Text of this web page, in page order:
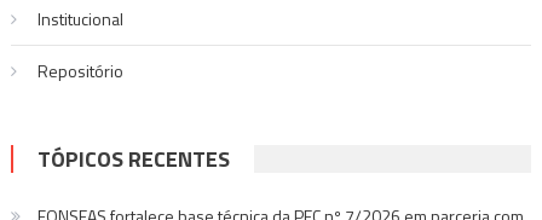
Institucional
Repositório
TÓPICOS RECENTES